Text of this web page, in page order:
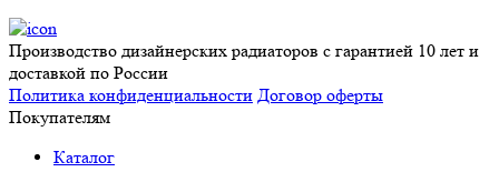
Производство дизайнерских радиаторов с гарантией 10 лет и
доставкой по России
Политика конфиденциальности Договор оферты
Покупателям
Каталог